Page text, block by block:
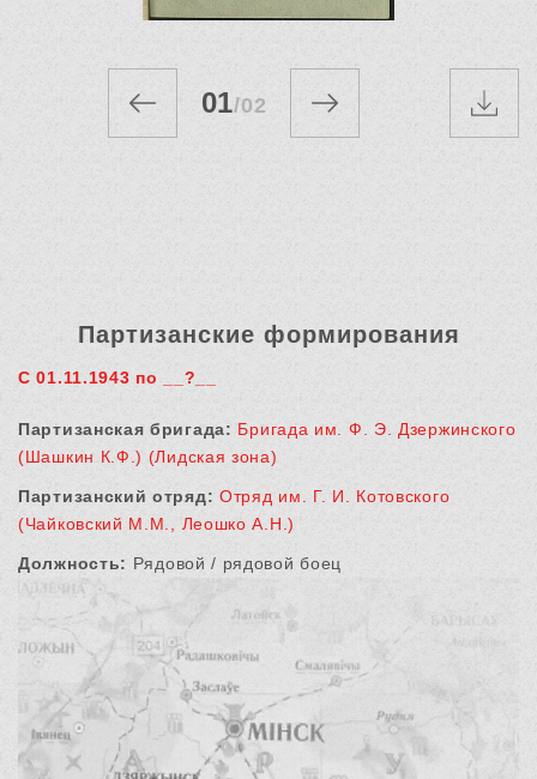
01/02
Партизанские формирования
С 01.11.1943 по __?__
Партизанская бригада: Бригада им. Ф. Э. Дзержинского
(Шашкин К.Ф.) (Лидская зона)
Партизанский отряд: Отряд им. Г. И. Котовского
(Чайковский М.М., Леошко А.Н.)
Должность: Рядовой / рядовой боец